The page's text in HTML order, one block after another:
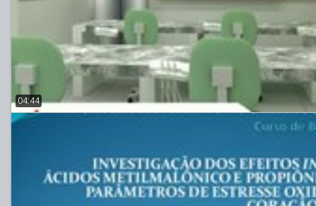
04:44